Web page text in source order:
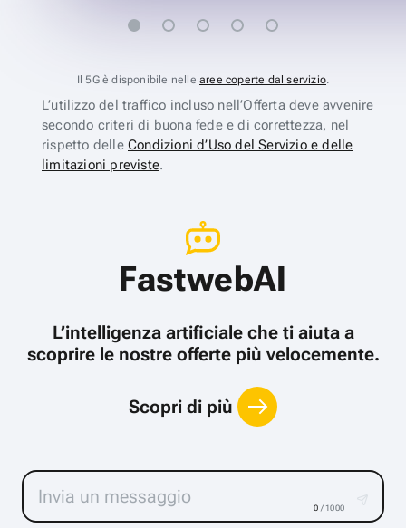
Il 5G è disponibile nelle aree coperte dal servizio.
L’utilizzo del traffico incluso nell’Offerta deve avvenire
secondo criteri di buona fede e di correttezza, nel
rispetto delle Condizioni d’Uso del Servizio e delle
limitazioni previste.
FastwebAI
L’intelligenza artificiale che ti aiuta a
scoprire le nostre offerte più velocemente.
Scopri di più
0 / 1000